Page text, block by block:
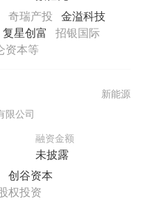
奇瑞产投 金溢科技
复星创富
招银国际
资本等
限公司
融资金额
未披露
新能源
创谷资本
权投资